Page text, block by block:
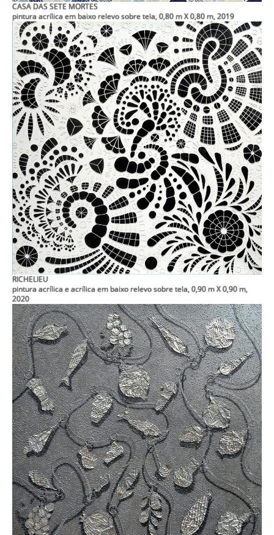
CASA DAS SETE MORTES
pintura acrílica em baixo relevo sobre tela, 0,80 m X 0,80 m, 2019
RICHELIEU
pintura acrílica e acrílica em baixo relevo sobre tela, 0,90 m X 0,90 m,
2020